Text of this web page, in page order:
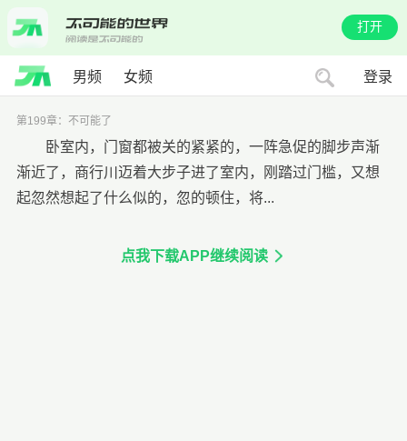
打开
男频 女频 登录
第199章：不可能了
卧室内，门窗都被关的紧紧的，一阵急促的脚步声渐
渐近了，商行川迈着大步子进了室内，刚踏过门槛，又想
起忽然想起了什么似的，忽的顿住，将...
点我下载APP继续阅读